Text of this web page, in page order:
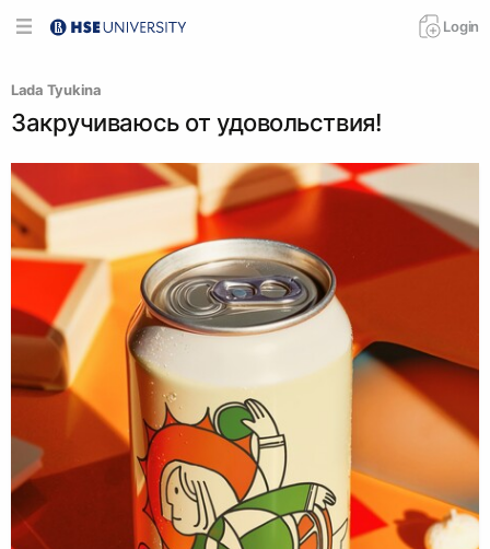
Login
Lada Tyukina
Закручиваюсь от удовольствия!